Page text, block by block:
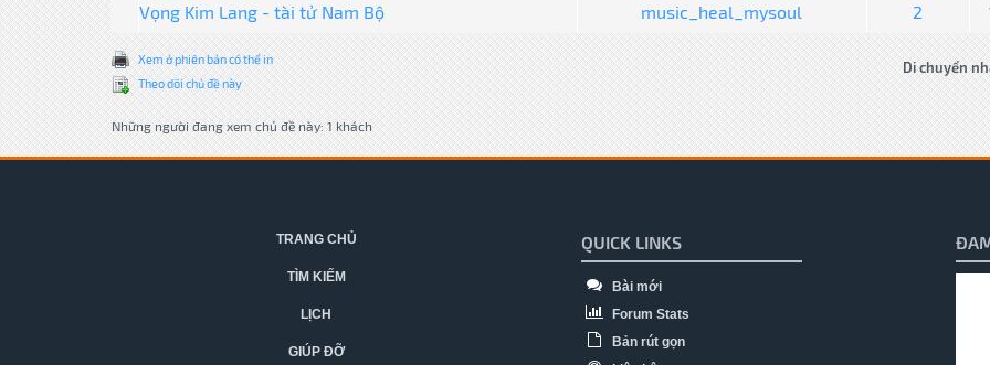
Vọng Kim Lang - tài tử Nam Bộ music_heal_mysoul 2
Xem ở phiên bản có thể in
Theo dõi chủ đề này
Di chuyển
Những người đang xem chủ đề này: 1 khách
TRANG CHỦ
TÌM KIẾM
LỊCH
GIÚP ĐỠ
QUICK LINKS
Bài mới
Forum Stats
Bản rút gọn